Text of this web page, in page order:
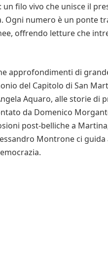
un filo vivo che unisce il
Ogni numero è un ponte
offrendo letture che
approfondimenti di
del Capitolo di San
Aquaro, alle storie di
da Domenico
post-belliche a
Montrone ci